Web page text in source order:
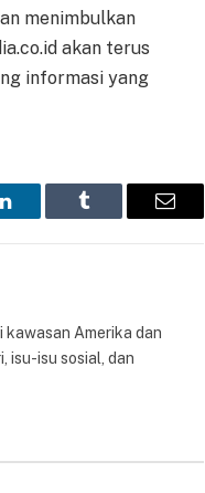
menimbulkan
akan terus
informasi yang
LinkedIn Tumblr Email
Amerika dan
isu-isu sosial, dan